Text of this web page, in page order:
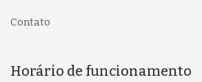
Contato
Horário de funcionamento